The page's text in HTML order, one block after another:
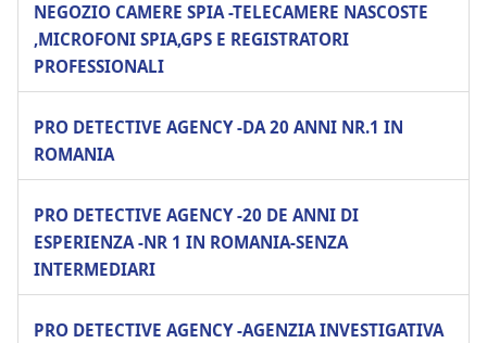
NEGOZIO CAMERE SPIA -TELECAMERE NASCOSTE
,MICROFONI SPIA,GPS E REGISTRATORI
PROFESSIONALI
PRO DETECTIVE AGENCY -DA 20 ANNI NR.1 IN
ROMANIA
PRO DETECTIVE AGENCY -20 DE ANNI DI
ESPERIENZA -NR 1 IN ROMANIA-SENZA
INTERMEDIARI
PRO DETECTIVE AGENCY -AGENZIA INVESTIGATIVA